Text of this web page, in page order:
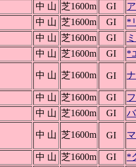
中 山 芝1600m GI
中 山 芝1600m GI
*
中 山 芝1600m GI
中 山 芝1600m GI *
中 山 芝1600m GI
中 山 芝1600m GI
中 山 芝1600m GI
中 山 芝1600m GI
中 山 芝1600m GI
*